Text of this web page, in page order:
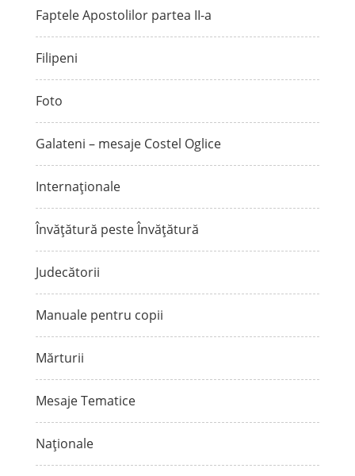
Faptele Apostolilor partea II-a
Filipeni
Foto
Galateni – mesaje Costel Oglice
Internaționale
Învățătură peste Învățătură
Judecătorii
Manuale pentru copii
Mărturii
Mesaje Tematice
Naționale